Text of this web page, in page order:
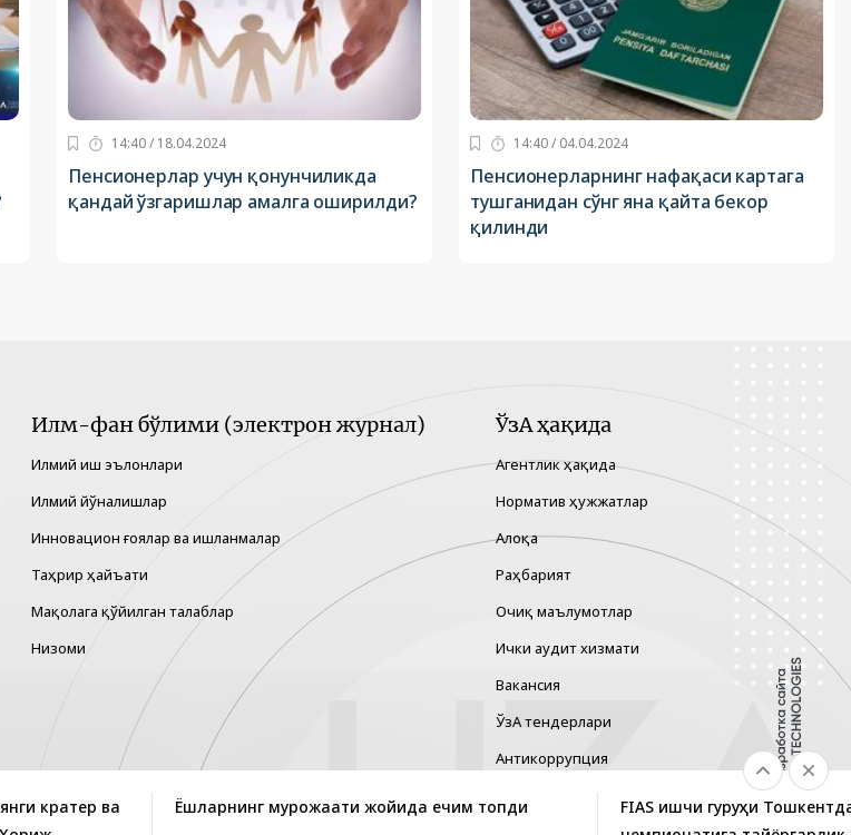
14:40 / 18.04.2024
Пенсионерлар учун қонунчиликда
қандай ўзгаришлар амалга оширилди?
14:40 / 04.04.2024
Пенсионерларнинг нафақаси картага
тушганидан сўнг яна қайта бекор
қилинди
кратер ва
Ёшларнинг мурожаати жойида ечим топди
FIAS ишчи гуруҳи
Илм-фан бўлими (электрон журнал)
Илмий иш эълонлари
Илмий йўналишлар
Инновацион ғоялар ва ишланмалар
Таҳрир ҳайъати
Мақолага қўйилган талаблар
Низоми
ЎзА ҳақида
Агентлик ҳақида
Норматив ҳужжатлар
Алоқа
Раҳбарият
Очиқ маълумотлар
Ички аудит хизмати
Вакансия
ЎзА тендерлари
Антикоррупция
Гендер тенглик